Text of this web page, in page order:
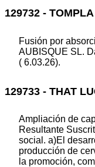
129732 -
Fusión por
AUBISQUE SL.
( 6.03.26).
129733 - THAT
Ampliación de
Resultante
social. a)El
producción de
la promoción,